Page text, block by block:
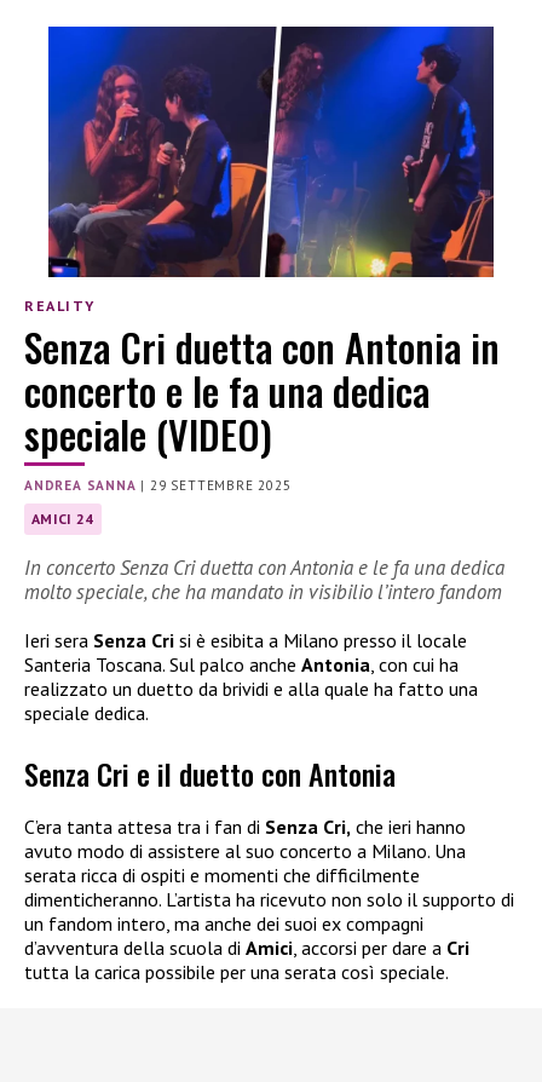
REALITY
Senza Cri duetta con Antonia in
concerto e le fa una dedica
speciale (VIDEO)
ANDREA SANNA |29 SETTEMBRE 2025
AMICI 24
In concerto Senza Cri duetta con Antonia e le fa una dedica
molto speciale, che ha mandato in visibilio l’intero fandom
Ieri sera Senza Cri si è esibita a Milano presso il locale
Santeria Toscana. Sul palco anche Antonia , con cui ha
realizzato un duetto da brividi e alla quale ha fatto una
speciale dedica.
Senza Cri e il duetto con Antonia
C’era tanta attesa tra i fan di Senza Cri, che ieri hanno
avuto modo di assistere al suo concerto a Milano. Una
serata ricca di ospiti e momenti che difficilmente
dimenticheranno. L’artista ha ricevuto non solo il supporto di
un fandom intero, ma anche dei suoi ex compagni
d’avventura della scuola di Amici, accorsi per dare a Cri
tutta la carica possibile per una serata così speciale.